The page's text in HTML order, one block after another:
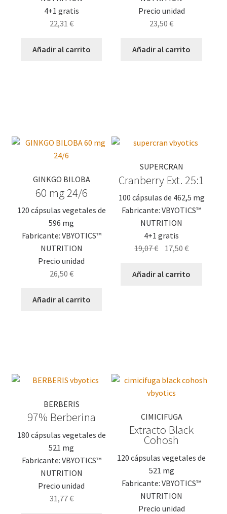
4+1 gratis
22,31 €
Añadir al carrito
Precio unidad
23,50€
Añadir al carrito
GINKGO BILOBA
60 mg 24/6
120 cápsulas vegetales de
596 mg
Fabricante: VBYOTICS™
NUTRITION
Precio unidad
26,50 €
Añadir al carrito
SUPERCRAN
Cranberry Ext. 25:1
100 cápsulas de 462,5 mg
Fabricante: VBYOTICS™
NUTRITION
4+1 gratis
19,07€ El
original
17,50€El
actual
Añadir al carrito
BERBERIS
97% Berberina
180 cápsulas vegetales de
521 mg
Fabricante: VBYOTICS™
NUTRITION
Precio unidad
31,77€
CIMICIFUGA
Extracto Black
Cohosh
120 cápsulas vegetales de
521 mg
Fabricante: VBYOTICS™
NUTRITION
Precio unidad